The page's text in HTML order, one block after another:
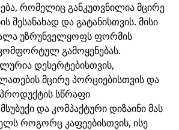
რომელიც განკუთვნილია მცირე
შესანახად და გატანისთვის. მისი
უზრუნველყოფს ფორმის
გამოყენებას.
დესერტებისთვის,
მცირე პორციებისთვის და
პროდუქტის სწრაფი
და კომპაქტური დიზაინი მას
როგორც კაფეებისთვის, ისე